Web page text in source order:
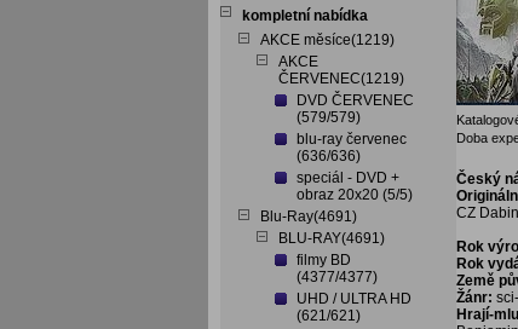
kompletní nabídka
AKCE měsíce(1219)
AKCE
ČERVENEC(1219)
DVD ČERVENEC
(579/579)
blu-ray červenec
(636/636)
speciál - DVD +
obraz 20x20 (5/5)
Blu-Ray(4691)
BLU-RAY(4691)
filmy BD
(4377/4377)
UHD / ULTRA HD
(621/621)
Doba
Český
CZ
Rok
Rok
Země
Žánr:
Hrají-